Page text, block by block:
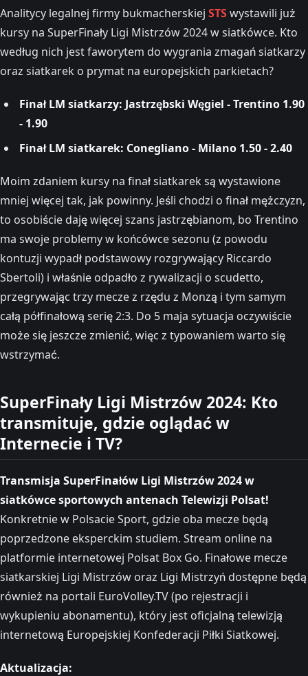
Analitycy legalnej firmy bukmacherskiej STSwystawili już
kursy na SuperFinały Ligi Mistrzów 2024 w siatkówce. Kto
według nich jest faworytem do wygrania zmagań siatkarzy
oraz siatkarek o prymat na europejskich parkietach?
Finał LM siatkarzy: Jastrzębski Węgiel - Trentino 1.90
- 1.90
Finał LM siatkarek: Conegliano - Milano 1.50 - 2.40
Moim zdaniem kursy na finał siatkarek są wystawione
mniej więcej tak, jak powinny. Jeśli chodzi o finał mężczyzn,
to osobiście daję więcej szans jastrzębianom, bo Trentino
ma swoje problemy w końcówce sezonu (z powodu
kontuzji wypadł podstawowy rozgrywający Riccardo
Sbertoli) i właśnie odpadło z rywalizacji o scudetto,
przegrywając trzy mecze z rzędu z Monzą i tym samym
całą półfinałową serię 2:3. Do 5 maja sytuacja oczywiście
może się jeszcze zmienić, więc z typowaniem warto się
wstrzymać.
SuperFinały Ligi Mistrzów 2024: Kto
transmituje, gdzie oglądać w
Internecie i TV?
Transmisja SuperFinałów Ligi Mistrzów 2024 w
siatkówce sportowych antenach Telewizji Polsat!
Konkretnie w Polsacie Sport, gdzie oba mecze będą
poprzedzone eksperckim studiem. Stream online na
platformie internetowej Polsat Box Go. Finałowe mecze
siatkarskiej Ligi Mistrzów oraz Ligi Mistrzyń dostępne będą
również na portali EuroVolley.TV (po rejestracji i
wykupieniu abonamentu), który jest oficjalną telewizją
internetową Europejskiej Konfederacji Piłki Siatkowej.
Aktualizacja: